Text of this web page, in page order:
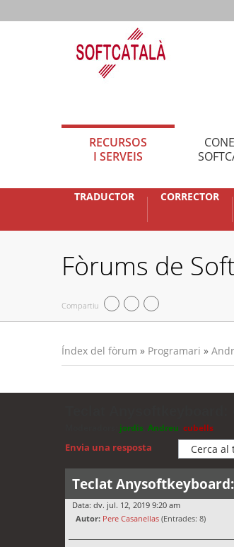
RECURSOS
I SERVEIS
TRADUCTOR CORRECTOR
Fòrums de
Compartiu
Índex del fòrum » Programari »
jordis Andreu cubells
Envia una resposta
Teclat
Data: dv. jul. 12, 2019 9:20 am
Autor: Pere Casanellas (Entrades: 8)